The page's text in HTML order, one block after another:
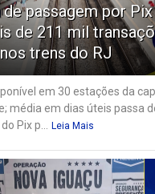
passagem por Pix
de 211 mil
trens do RJ
em 30 estações da
média em dias úteis passa
Pix p...
Leia Mais